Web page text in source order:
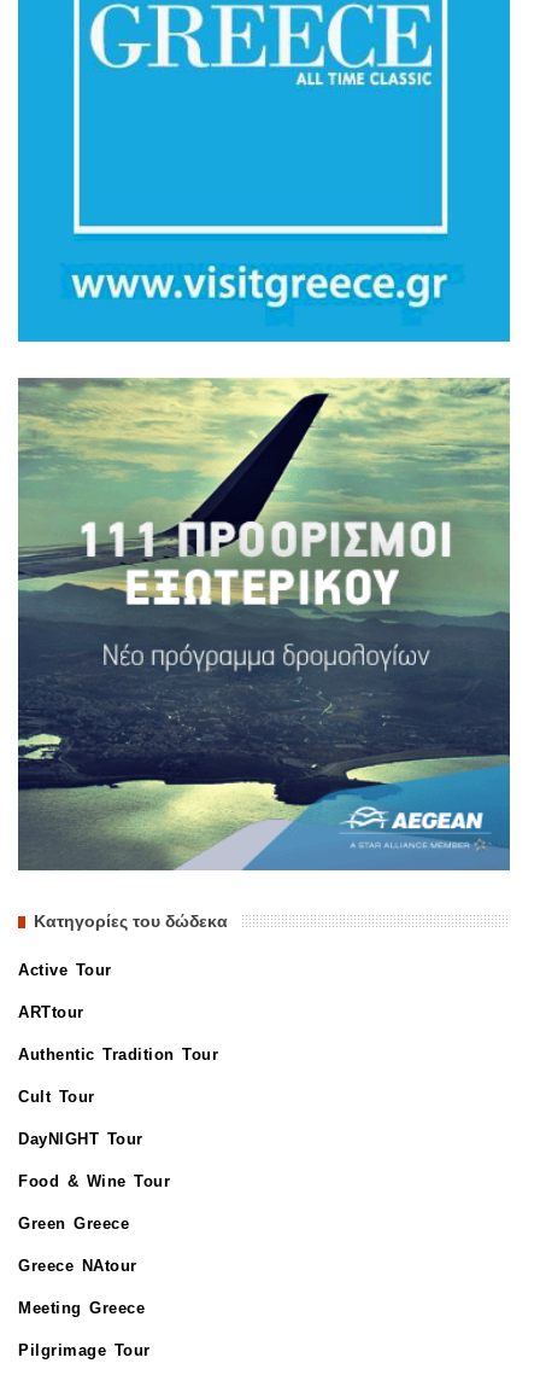
Κατηγορίες του δώδεκα
Active Tour
ARTtour
Authentic Tradition Tour
Cult Tour
DayNIGHT Tour
Food & Wine Tour
Green Greece
Greece NAtour
Meeting Greece
Pilgrimage Tour